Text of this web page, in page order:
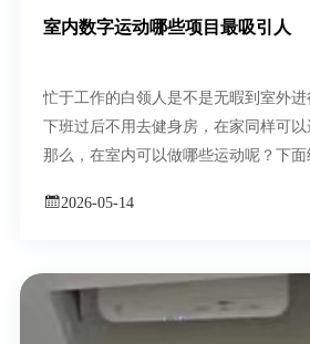
室内数字运动哪些项目最吸引人
忙于工作的白领人是不是无暇到室外
下班过后不用去健身房，在家同样可以
那么，在室内可以做哪些运动呢？下面
2026-05-14